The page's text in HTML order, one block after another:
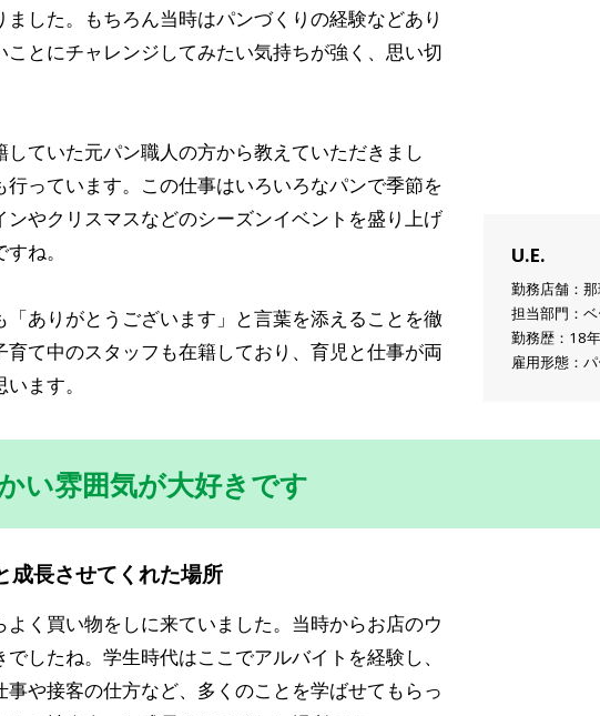
U.E.
勤務店舗：
担当部門：
勤務歴：18年
雇用形態：パ
した。もちろん当時はパンづくりの経験などあり
ことにチャレンジしてみたい気持ちが強く、思い切
ていた元パン職人の方から教えていただきまし
行っています。この仕事はいろいろなパンで季節を
やクリスマスなどのシーズンイベントを盛り上げ
ね。
「ありがとうございます」と言葉を添えることを徹
育て中のスタッフも在籍しており、育児と仕事が両
ます。
い雰囲気が大好きです
成長させてくれた場所
よく買い物をしに来ていました。当時からお店のウ
したね。学生時代はここでアルバイトを経験し、
や接客の仕方など、多くのことを学ばせてもらっ